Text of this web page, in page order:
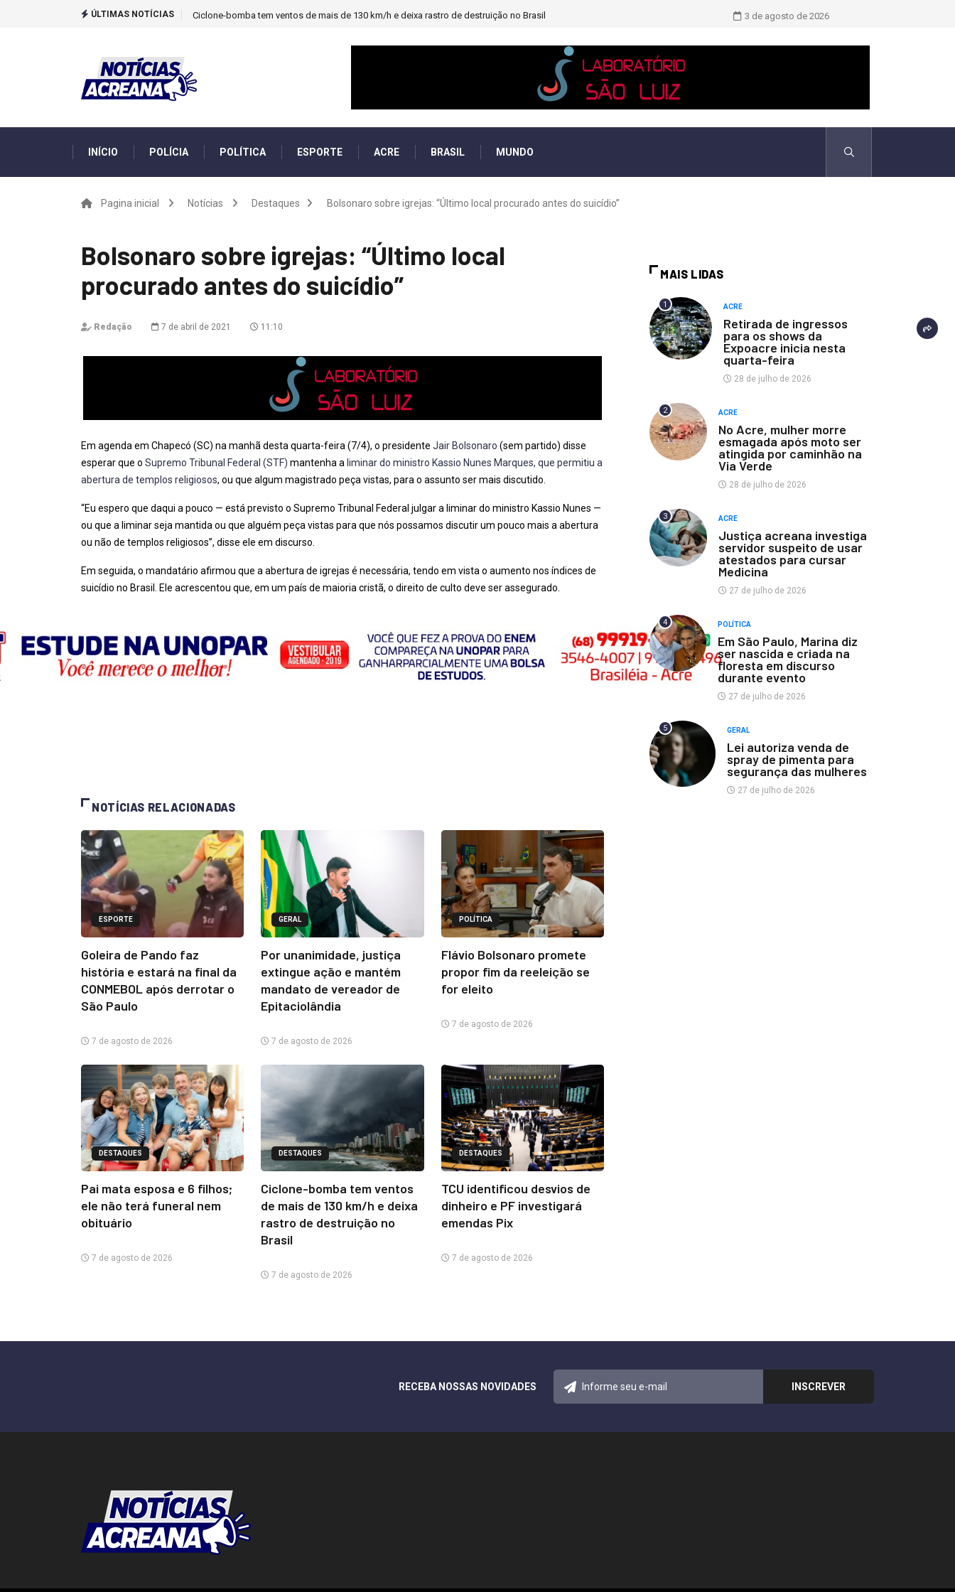
ÚLTIMAS NOTÍCIAS Ciclone-bomba tem ventos de mais de 130 km/h e deixa rastro de destruição no Brasil TCU identificou desvios de dinheiro
3 de agosto de 2026
INÍCIO POLÍCIA POLÍTICA ESPORTE ACRE BRASIL MUNDO
Pagina inicial Notícias Destaques Bolsonaro sobre igrejas: “Último local procurado antes do suicídio”
Bolsonaro sobre igrejas: “Último local
procurado antes do suicídio”
Redação 7 de abril de 2021 11:10
Em agenda em Chapecó (SC) na manhã desta quarta-feira (7/4), o presidente Jair Bolsonaro (sem partido) disse
esperar que o Supremo Tribunal Federal (STF) mantenha a liminar do ministro Kassio Nunes Marques, que permitiu a
abertura de templos religiosos, ou que algum magistrado peça vistas, para o assunto ser mais discutido.
“Eu espero que daqui a pouco — está previsto o Supremo Tribunal Federal julgar a liminar do ministro Kassio Nunes —
ou que a liminar seja mantida ou que alguém peça vistas para que nós possamos discutir um pouco mais a abertura
ou não de templos religiosos”, disse ele em discurso.
Em seguida, o mandatário afirmou que a abertura de igrejas é necessária, tendo em vista o aumento nos índices de
suicídio no Brasil. Ele acrescentou que, em um país de maioria cristã, o direito de culto deve ser assegurado.
NOTÍCIAS RELACIONADAS
ESPORTE
Goleira de Pando faz
história e estará na final da
CONMEBOL após derrotar o
São Paulo
7 de agosto de 2026
GERAL
Por unanimidade, justiça
extingue ação e mantém
mandato de vereador de
Epitaciolândia
7 de agosto de 2026
POLÍTICA
Flávio Bolsonaro promete
propor fim da reeleição se
for eleito
7 de agosto de 2026
DESTAQUES
Pai mata esposa e 6 filhos;
ele não terá funeral nem
obituário
7 de agosto de 2026
DESTAQUES
Ciclone-bomba tem ventos
de mais de 130 km/h e deixa
rastro de destruição no
Brasil
7 de agosto de 2026
DESTAQUES
TCU identificou desvios de
dinheiro e PF investigará
emendas Pix
7 de agosto de 2026
MAIS LIDAS
1 ACRE
Retirada de ingressos
para os shows da
Expoacre inicia nesta
quarta-feira
28 de julho de 2026
2 ACRE
No Acre, mulher morre
esmagada após moto ser
atingida por caminhão na
Via Verde
28 de julho de 2026
3 ACRE
Justiça acreana investiga
servidor suspeito de usar
atestados para cursar
Medicina
27 de julho de 2026
4 POLÍTICA
Em São Paulo, Marina diz
ser nascida e criada na
floresta em discurso
durante evento
27 de julho de 2026
5 GERAL
Lei autoriza venda de
spray de pimenta para
segurança das mulheres
27 de julho de 2026
RECEBA NOSSAS NOVIDADES